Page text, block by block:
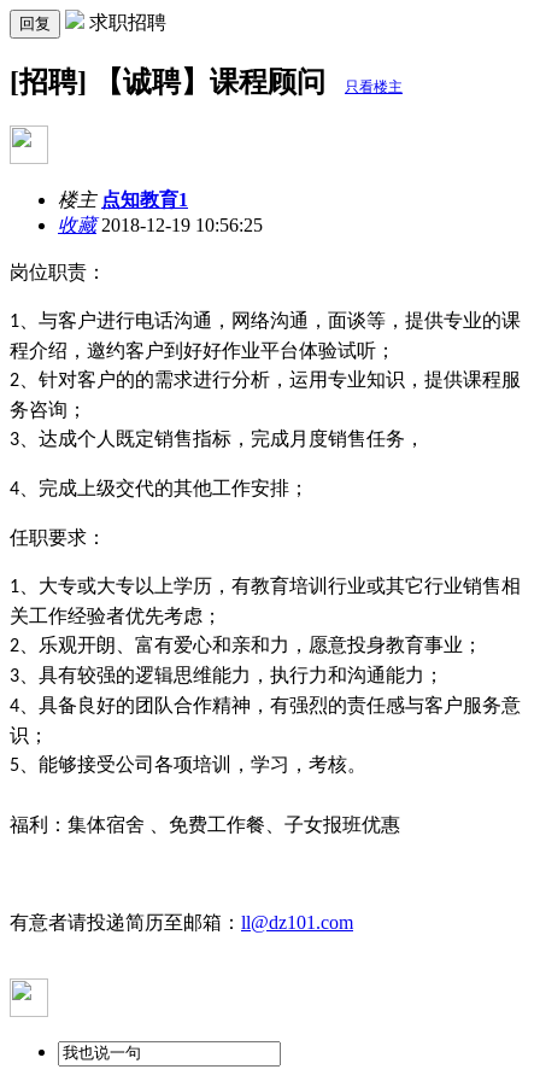
回复 求职招聘
[招聘] 【诚聘】课程顾问 只看楼主
楼主 点知教育1
收藏2018-12-19 10:56:25
岗位职责：
1 、与客户进行电话沟通，网络沟通，面谈等，提供专业的课
程介绍，邀约客户到好好作业平台体验试听；
2 、针对客户的的需求进行分析，运用专业知识，提供课程服
务咨询；
3 、达成个人既定销售指标，完成月度销售任务，
4 、完成上级交代的其他工作安排；
任职要求：
1 、大专或大专以上学历，有教育培训行业或其它行业销售相
关工作经验者优先考虑；
2 、乐观开朗、富有爱心和亲和力，愿意投身教育事业；
3 、具有较强的逻辑思维能力，执行力和沟通能力；
4 、具备良好的团队合作精神，有强烈的责任感与客户服务意
识；
5 、能够接受公司各项培训，学习，考核。
福利：集体宿舍 、免费工作餐、子女报班优惠
有意者请投递简历至邮箱： ll@dz101.com